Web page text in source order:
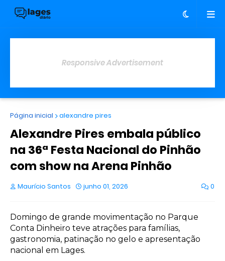
Responsive Advertisement
Página inicial alexandre pires
Alexandre Pires embala público
na 36ª Festa Nacional do Pinhão
com show na Arena Pinhão
Maurício Santos junho 01, 2026 0
Domingo de grande movimentação no Parque
Conta Dinheiro teve atrações para famílias,
gastronomia, patinação no gelo e apresentação
nacional em Lages.